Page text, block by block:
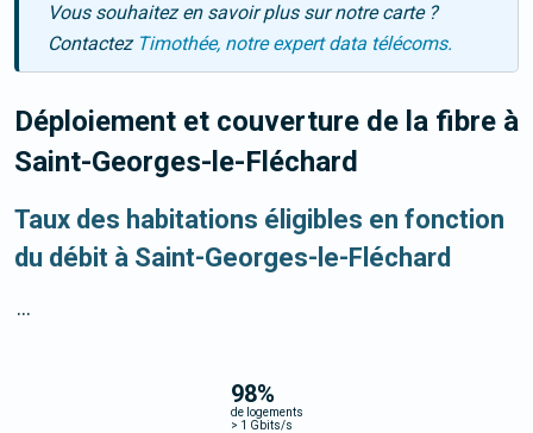
Vous souhaitez en savoir plus sur notre carte ?
Contactez Timothée, notre expert data télécoms.
Déploiement et couverture de la fibre à
Saint-Georges-le-Fléchard
Taux des habitations éligibles en fonction
du débit à Saint-Georges-le-Fléchard
98%
de logements
> 1 Gbits/s
...